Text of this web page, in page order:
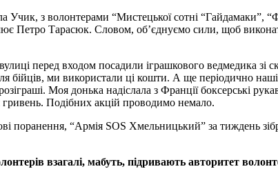
Учик, з волонтерами “Мистецької сотні “Гайдамаки”,
Петро Тарасюк. Словом, об’єднуємо сили, щоб
перед входом посадили іграшкового ведмедика зі
бійців, ми використали ці кошти. А ще періодично
Моя донька надіслала з Франції боксерські
гривень. Подібних акцій проводимо немало.
поранення, “Армія SOS Хмельницький” за тиждень
взагалі, мабуть, підривають авторитет